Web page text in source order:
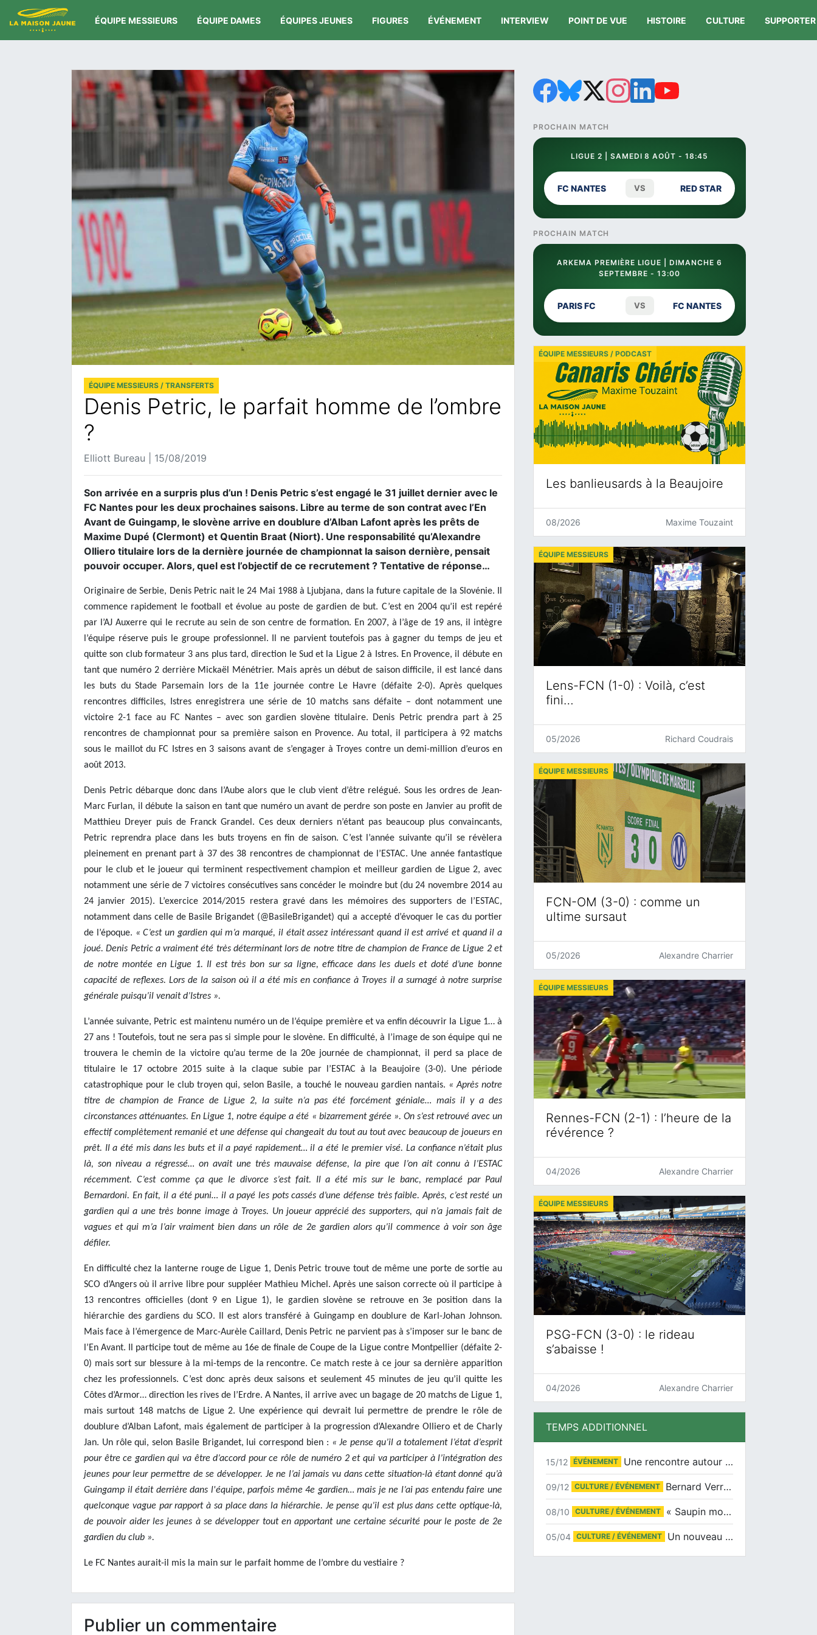
ÉQUIPE MESSIEURS ÉQUIPE DAMES ÉQUIPES JEUNES FIGURES ÉVÉNEMENT INTERVIEW POINT DE VUE HISTOIRE CULTURE SUPPORTER
ÉQUIPE MESSIEURS / TRANSFERTS
Denis Petric, le parfait homme de l’ombre
?
Elliott Bureau | 15/08/2019
Son arrivée en a surpris plus d’un ! Denis Petric s’est engagé le 31 juillet dernier avec le
FC Nantes pour les deux prochaines saisons. Libre au terme de son contrat avec l’En
Avant de Guingamp, le slovène arrive en doublure d’Alban Lafont après les prêts de
Maxime Dupé (Clermont) et Quentin Braat (Niort). Une responsabilité qu’Alexandre
Olliero titulaire lors de la dernière journée de championnat la saison dernière, pensait
pouvoir occuper. Alors, quel est l’objectif de ce recrutement ? Tentative de réponse…
Originaire de Serbie, Denis Petric nait le 24 Mai 1988 à Ljubjana, dans la future capitale de la Slovénie. Il
commence rapidement le football et évolue au poste de gardien de but. C’est en 2004 qu’il est repéré
par l’AJ Auxerre qui le recrute au sein de son centre de formation. En 2007, à l’âge de 19 ans, il intègre
l’équipe réserve puis le groupe professionnel. Il ne parvient toutefois pas à gagner du temps de jeu et
quitte son club formateur 3 ans plus tard, direction le Sud et la Ligue 2 à Istres. En Provence, il débute en
tant que numéro 2 derrière Mickaël Ménétrier. Mais après un début de saison difficile, il est lancé dans
les buts du Stade Parsemain lors de la 11e journée contre Le Havre (défaite 2-0). Après quelques
rencontres difficiles, Istres enregistrera une série de 10 matchs sans défaite – dont notamment une
victoire 2-1 face au FC Nantes – avec son gardien slovène titulaire. Denis Petric prendra part à 25
rencontres de championnat pour sa première saison en Provence. Au total, il participera à 92 matchs
sous le maillot du FC Istres en 3 saisons avant de s’engager à Troyes contre un demi-million d’euros en
août 2013.
Denis Petric débarque donc dans l’Aube alors que le club vient d’être relégué. Sous les ordres de Jean-
Marc Furlan, il débute la saison en tant que numéro un avant de perdre son poste en Janvier au profit de
Matthieu Dreyer puis de Franck Grandel. Ces deux derniers n’étant pas beaucoup plus convaincants,
Petric reprendra place dans les buts troyens en fin de saison. C’est l’année suivante qu’il se révèlera
pleinement en prenant part à 37 des 38 rencontres de championnat de l’ESTAC. Une année fantastique
pour le club et le joueur qui terminent respectivement champion et meilleur gardien de Ligue 2, avec
notamment une série de 7 victoires consécutives sans concéder le moindre but (du 24 novembre 2014 au
24 janvier 2015). L’exercice 2014/2015 restera gravé dans les mémoires des supporters de l’ESTAC,
notamment dans celle de Basile Brigandet (@BasileBrigandet) qui a accepté d’évoquer le cas du portier
de l’époque. « C’est un gardien qui m’a marqué, il était assez intéressant quand il est arrivé et quand il a
joué. Denis Petric a vraiment été très déterminant lors de notre titre de champion de France de Ligue 2 et
de notre montée en Ligue 1. Il est très bon sur sa ligne, efficace dans les duels et doté d’une bonne
capacité de reflexes. Lors de la saison où il a été mis en confiance à Troyes il a surnagé à notre surprise
générale puisqu’il venait d’Istres ».
L’année suivante, Petric est maintenu numéro un de l’équipe première et va enfin découvrir la Ligue 1… à
27 ans ! Toutefois, tout ne sera pas si simple pour le slovène. En difficulté, à l’image de son équipe qui ne
trouvera le chemin de la victoire qu’au terme de la 20e journée de championnat, il perd sa place de
titulaire le 17 octobre 2015 suite à la claque subie par l’ESTAC à la Beaujoire (3-0). Une période
catastrophique pour le club troyen qui, selon Basile, a touché le nouveau gardien nantais. « Après notre
titre de champion de France de Ligue 2, la suite n’a pas été forcément géniale… mais il y a des
circonstances atténuantes. En Ligue 1, notre équipe a été « bizarrement gérée ». On s’est retrouvé avec un
effectif complètement remanié et une défense qui changeait du tout au tout avec beaucoup de joueurs en
prêt. Il a été mis dans les buts et il a payé rapidement… il a été le premier visé. La confiance n’était plus
là, son niveau a régressé… on avait une très mauvaise défense, la pire que l’on ait connu à l’ESTAC
récemment. C’est comme ça que le divorce s’est fait. Il a été mis sur le banc, remplacé par Paul
Bernardoni. En fait, il a été puni… il a payé les pots cassés d’une défense très faible. Après, c’est resté un
gardien qui a une très bonne image à Troyes. Un joueur apprécié des supporters, qui n’a jamais fait de
vagues et qui m’a l’air vraiment bien dans un rôle de 2e gardien alors qu’il commence à voir son âge
défiler.
En difficulté chez la lanterne rouge de Ligue 1, Denis Petric trouve tout de même une porte de sortie au
SCO d’Angers où il arrive libre pour suppléer Mathieu Michel. Après une saison correcte où il participe à
13 rencontres officielles (dont 9 en Ligue 1), le gardien slovène se retrouve en 3e position dans la
hiérarchie des gardiens du SCO. Il est alors transféré à Guingamp en doublure de Karl-Johan Johnson.
Mais face à l’émergence de Marc-Aurèle Caillard, Denis Petric ne parvient pas à s’imposer sur le banc de
l’En Avant. Il participe tout de même au 16e de finale de Coupe de la Ligue contre Montpellier (défaite 2-
0) mais sort sur blessure à la mi-temps de la rencontre. Ce match reste à ce jour sa dernière apparition
chez les professionnels. C’est donc après deux saisons et seulement 45 minutes de jeu qu’il quitte les
Côtes d’Armor… direction les rives de l’Erdre. A Nantes, il arrive avec un bagage de 20 matchs de Ligue 1,
mais surtout 148 matchs de Ligue 2. Une expérience qui devrait lui permettre de prendre le rôle de
doublure d’Alban Lafont, mais également de participer à la progression d’Alexandre Olliero et de Charly
Jan. Un rôle qui, selon Basile Brigandet, lui correspond bien : « Je pense qu’il a totalement l’état d’esprit
pour être ce gardien qui va être d’accord pour ce rôle de numéro 2 et qui va participer à l’intégration des
jeunes pour leur permettre de se développer. Je ne l’ai jamais vu dans cette situation-là étant donné qu’à
Guingamp il était derrière dans l'équipe, parfois même 4e gardien… mais je ne l’ai pas entendu faire une
quelconque vague par rapport à sa place dans la hiérarchie. Je pense qu’il est plus dans cette optique-là,
de pouvoir aider les jeunes à se développer tout en apportant une certaine sécurité pour le poste de 2e
gardien du club ».
Le FC Nantes aurait-il mis la main sur le parfait homme de l’ombre du vestiaire ?
Publier un commentaire
PROCHAIN MATCH
LIGUE 2 | SAMEDI 8 AOÛT - 18:45
FC NANTES VS RED STAR
PROCHAIN MATCH
ARKEMA PREMIÈRE LIGUE | DIMANCHE 6
SEPTEMBRE - 13:00
PARIS FC VS FC NANTES
Les banlieusards à la Beaujoire
ÉQUIPE MESSIEURS / PODCAST
08/2026 Maxime Touzaint
Lens-FCN (1-0) : Voilà, c’est
fini…
ÉQUIPE MESSIEURS
05/2026 Richard Coudrais
FCN-OM (3-0) : comme un
ultime sursaut
ÉQUIPE MESSIEURS
05/2026 Alexandre Charrier
Rennes-FCN (2-1) : l’heure de la
révérence ?
ÉQUIPE MESSIEURS
04/2026 Alexandre Charrier
PSG-FCN (3-0) : le rideau
s’abaisse !
ÉQUIPE MESSIEURS
04/2026 Alexandre Charrier
TEMPS ADDITIONNEL
15/12 ÉVÉNEMENT Une rencontre autour de Jean-Claude Suaudeau
09/12 CULTURE / ÉVÉNEMENT Bernard Verret en dédicaces le samedi 13 décembre à l’Espace Culturel Atlantis
08/10 CULTURE / ÉVÉNEMENT « Saupin mon amour » au salon du livre de Trentemoult
05/04 CULTURE / ÉVÉNEMENT Un nouveau tirage pour le Docu-BD